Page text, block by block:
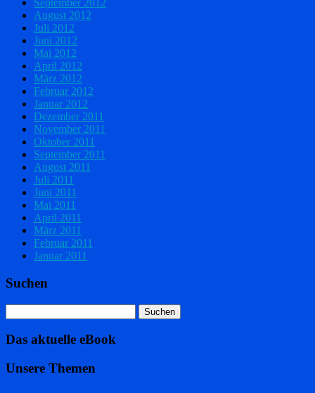
September 2012
August 2012
Juli 2012
Juni 2012
Mai 2012
April 2012
März 2012
Februar 2012
Januar 2012
Dezember 2011
November 2011
Oktober 2011
September 2011
August 2011
Juli 2011
Juni 2011
Mai 2011
April 2011
März 2011
Februar 2011
Januar 2011
Suchen
Das aktuelle eBook
Unsere Themen